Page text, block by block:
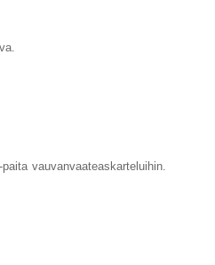
vauvanvaateaskarteluihin.